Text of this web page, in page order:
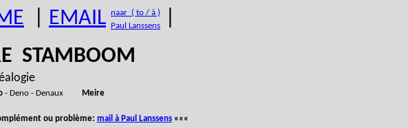
EMAIL naar ( to / à )
Paul Lanssens
STAMBOOM
- Deno - Denaux Meire
ou problème: mail à Paul Lanssens«««